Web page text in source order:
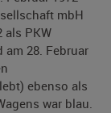
mbH
als PKW
28. Februar
ebenso als
war blau.